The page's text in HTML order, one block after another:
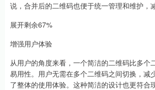
说，合并后的二维码也便于统一管理和维护，
展开剩余67%
增强用户体验
从用户的角度来看，一个简洁的二维码比多个
易用性。用户无需在多个二维码之间切换，减
了整体的使用体验。这种简洁的设计也更符合